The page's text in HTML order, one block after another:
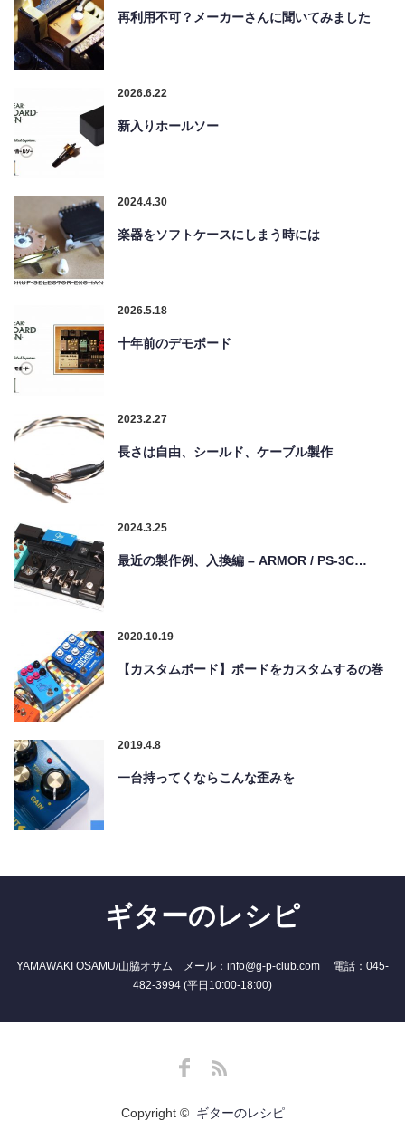
再利用不可？メーカーさんに聞いてみました
2026.6.22
新入りホールソー
2024.4.30
楽器をソフトケースにしまう時には
2026.5.18
十年前のデモボード
2023.2.27
長さは自由、シールド、ケーブル製作
2024.3.25
最近の製作例、入換編 – ARMOR / PS-3C…
2020.10.19
【カスタムボード】ボードをカスタムするの巻
2019.4.8
一台持ってくならこんな歪みを
ギターのレシピ
YAMAWAKI OSAMU/山脇オサム メール：info@g-p-club.com 電話：045-
482-3994 (平日10:00-18:00)
Copyright © ギターのレシピ